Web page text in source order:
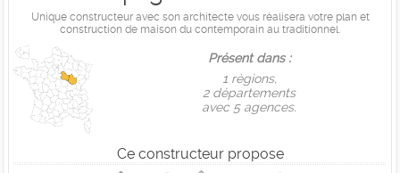
Unique constructeur avec son architecte vous réalisera votre plan et
construction de maison du contemporain au traditionnel.
Présent dans :
1 règions,
2 départements
avec 5 agences.
Ce constructeur propose